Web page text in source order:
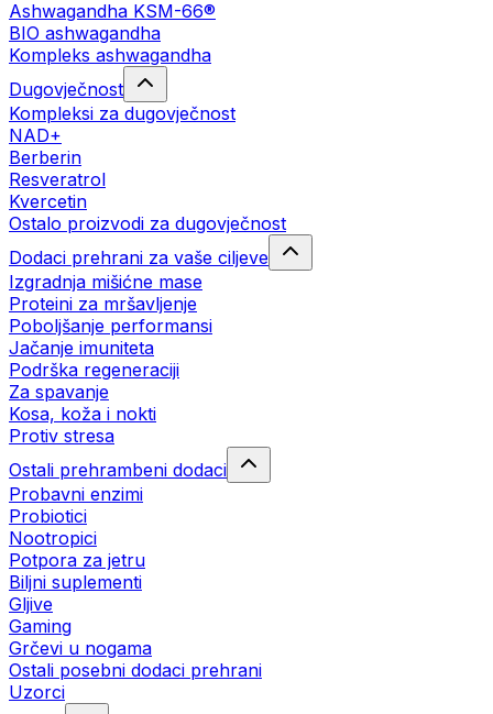
Ashwagandha KSM-66®
BIO ashwagandha
Kompleks ashwagandha
Dugovječnost
Kompleksi za dugovječnost
NAD+
Berberin
Resveratrol
Kvercetin
Ostalo proizvodi za dugovječnost
Dodaci prehrani za vaše ciljeve
Izgradnja mišićne mase
Proteini za mršavljenje
Poboljšanje performansi
Jačanje imuniteta
Podrška regeneraciji
Za spavanje
Kosa, koža i nokti
Protiv stresa
Ostali prehrambeni dodaci
Probavni enzimi
Probiotici
Nootropici
Potpora za jetru
Biljni suplementi
Gljive
Gaming
Grčevi u nogama
Ostali posebni dodaci prehrani
Uzorci